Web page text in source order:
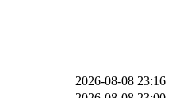
2026-08-08 23:16